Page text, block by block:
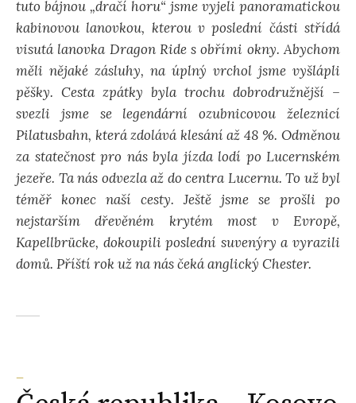
tuto bájnou „dračí horu“ jsme vyjeli panoramatickou
kabinovou lanovkou, kterou v poslední části střídá
visutá lanovka Dragon Ride s obřími okny. Abychom
měli nějaké zásluhy, na úplný vrchol jsme vyšlápli
pěšky. Cesta zpátky byla trochu dobrodružnější –
svezli jsme se legendární ozubnicovou železnicí
Pilatusbahn, která zdolává klesání až 48 %. Odměnou
za statečnost pro nás byla jízda lodí po Lucernském
jezeře. Ta nás odvezla až do centra Lucernu. To už byl
téměř konec naší cesty. Ještě jsme se prošli po
nejstarším dřevěném krytém most v Evropě,
Kapellbrücke, dokoupili poslední suvenýry a vyrazili
domů. Příští rok už na nás čeká anglický Chester.